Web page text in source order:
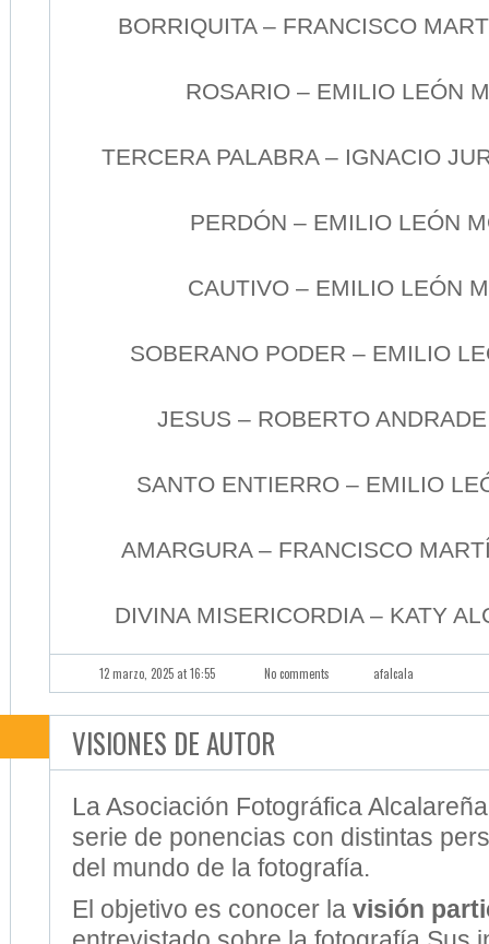
BORRIQUITA – FRANCISCO
ROSARIO – EMILIO LEÓN
TERCERA PALABRA – IGNACIO
PERDÓN – EMILIO LEÓN
CAUTIVO – EMILIO LEÓN
SOBERANO PODER – EMILIO
JESUS – ROBERTO
SANTO ENTIERRO – EMILIO
AMARGURA – FRANCISCO
DIVINA MISERICORDIA – KATY
12 marzo, 2025 at 16:55 No comments afalcala
VISIONES DE AUTOR
La Asociación Fotográfica
serie de ponencias con distintas
del mundo de la fotografía.
El objetivo es conocer la visión